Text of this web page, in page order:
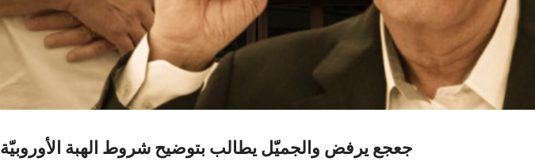
جعجع يرفض والجميّل يطالب بتوضيح شروط الهبة الأوروبيّة